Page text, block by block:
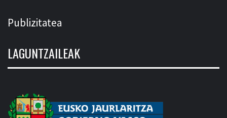
Publizitatea
LAGUNTZAILEAK